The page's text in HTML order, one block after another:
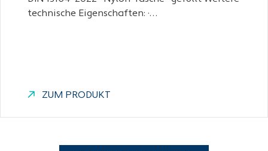
technische Eigenschaften: ·…
ZUM PRODUKT